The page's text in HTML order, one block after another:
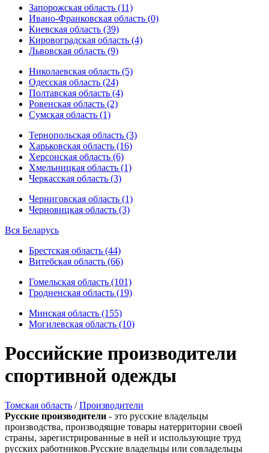
Запорожская область (11)
Ивано-Франковская область (0)
Киевская область (39)
Кировоградская область (4)
Львовская область (9)
Николаевская область (5)
Одесская область (24)
Полтавская область (4)
Ровенская область (2)
Сумская область (1)
Тернопольская область (3)
Харьковская область (16)
Херсонская область (6)
Хмельницкая область (1)
Черкасская область (3)
Черниговская область (1)
Черновицкая область (3)
Вся Беларусь
Брестская область (44)
Витебская область (66)
Гомельская область (101)
Гродненская область (19)
Минская область (155)
Могилевская область (10)
Российские производители
спортивной одежды
Томская область /Производители
Русские производители - это русские владельцы
производства, производящие товары натерритории своей
страны, зарегистрированные в ней и использующие труд
русских работников.Русские владельцы или совладельцы